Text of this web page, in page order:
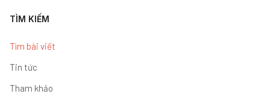
TÌM KIẾM
Tìm bài viết
Tin tức
Tham khảo